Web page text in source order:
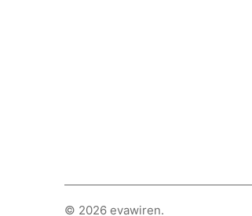
© 2026 evawiren.